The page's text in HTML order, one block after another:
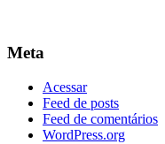
Meta
Acessar
Feed de posts
Feed de comentários
WordPress.org